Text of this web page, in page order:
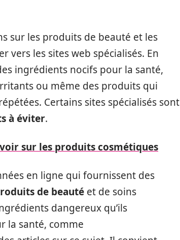
sur les produits de beauté et les
vers les sites web spécialisés. En
ingrédients nocifs pour la santé,
ou même des produits qui
Certains sites spécialisés sont
à éviter.
sur les produits cosmétiques
en ligne qui fournissent des
de beauté et de soins
dangereux qu’ils
la santé, comme